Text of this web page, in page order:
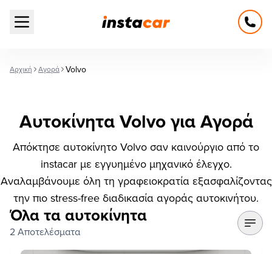
Open main menu
Αρχική Αγορά Volvo
Αυτοκίνητα Volvo για Αγορά
Απόκτησε αυτοκίνητο Volvo σαν καινούργιο από το
instacar με εγγυημένο μηχανικό έλεγχο.
Αναλαμβάνουμε όλη τη γραφειοκρατία εξασφαλίζοντας
την πιο stress-free διαδικασία αγοράς αυτοκινήτου.
Όλα τα αυτοκίνητα
2 Αποτελέσματα